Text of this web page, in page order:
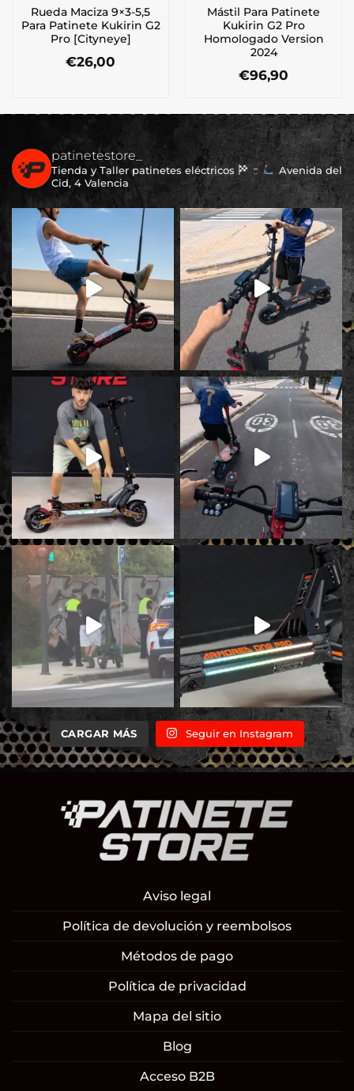
Rueda Maciza 9×3-5,5
Para Patinete Kukirin G2
Pro [Cityneye]
€26,00
Mástil Para Patinete
Kukirin G2 Pro
Homologado Version
2024
€96,90
patinetestore_
Tienda y Taller patinetes eléctricos
Avenida del
Cid, 4 Valencia
CARGAR MÁS Seguir en Instagram
Aviso legal
Política de devolución y reembolsos
Métodos de pago
Política de privacidad
Mapa del sitio
Blog
Acceso B2B